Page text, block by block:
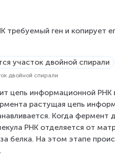
ген и копирует
двойной спирали
цепь ин­фор­ма­ци­он­ной РНК
рас­ту­щая цепь
Когда фер­мент
РНК от­де­ля­ет­ся от
белка. На этом этапе